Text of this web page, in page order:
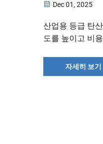
Dec 01, 2025
산업용 등급 탄
도를 높이고 비
점 및 투자 수익
다운로드하세요.
자세히 보기